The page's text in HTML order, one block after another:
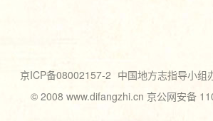
京ICP备08002157-2 中国地方志指导小组
© 2008 www.difangzhi.cn 京公网安备